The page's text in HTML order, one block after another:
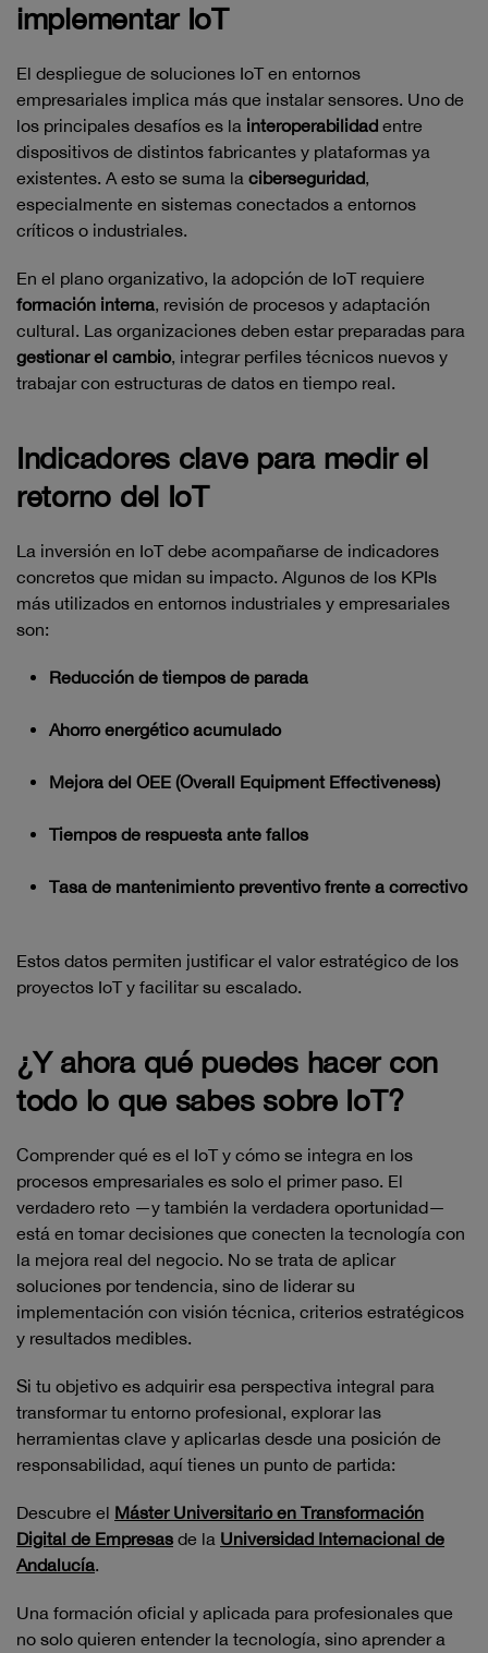
implementar IoT
El despliegue de soluciones IoT en entornos
empresariales implica más que instalar sensores. Uno de
los principales desafíos es la interoperabilidad entre
dispositivos de distintos fabricantes y plataformas ya
existentes. A esto se suma la ciberseguridad,
especialmente en sistemas conectados a entornos
críticos o industriales.
En el plano organizativo, la adopción de IoT requiere
formación interna, revisión de procesos y adaptación
cultural. Las organizaciones deben estar preparadas para
gestionar el cambio, integrar perfiles técnicos nuevos y
trabajar con estructuras de datos en tiempo real.
Indicadores clave para medir el
retorno del IoT
La inversión en IoT debe acompañarse de indicadores
concretos que midan su impacto. Algunos de los KPIs
más utilizados en entornos industriales y empresariales
son:
Reducción de tiempos de parada
Ahorro energético acumulado
Mejora del OEE (Overall Equipment Effectiveness)
Tiempos de respuesta ante fallos
Tasa de mantenimiento preventivo frente a correctivo
Estos datos permiten justificar el valor estratégico de los
proyectos IoT y facilitar su escalado.
¿Y ahora qué puedes hacer con
todo lo que sabes sobre IoT?
Comprender qué es el IoT y cómo se integra en los
procesos empresariales es solo el primer paso. El
verdadero reto —y también la verdadera oportunidad—
está en tomar decisiones que conecten la tecnología con
la mejora real del negocio. No se trata de aplicar
soluciones por tendencia, sino de liderar su
implementación con visión técnica, criterios estratégicos
y resultados medibles.
Si tu objetivo es adquirir esa perspectiva integral para
transformar tu entorno profesional, explorar las
herramientas clave y aplicarlas desde una posición de
responsabilidad, aquí tienes un punto de partida:
Descubre el Máster Universitario en Transformación
Digital de Empresas de la Universidad Internacional de
Andalucía.
Una formación oficial y aplicada para profesionales que
no solo quieren entender la tecnología, sino aprender a